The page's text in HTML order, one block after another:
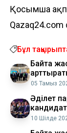
Қосымша
Бұл
Байтақ
05 Тамыз
Әділет
10 Шілде